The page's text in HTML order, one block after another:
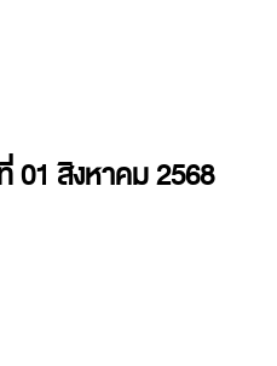
01 สิงหาคม 2568